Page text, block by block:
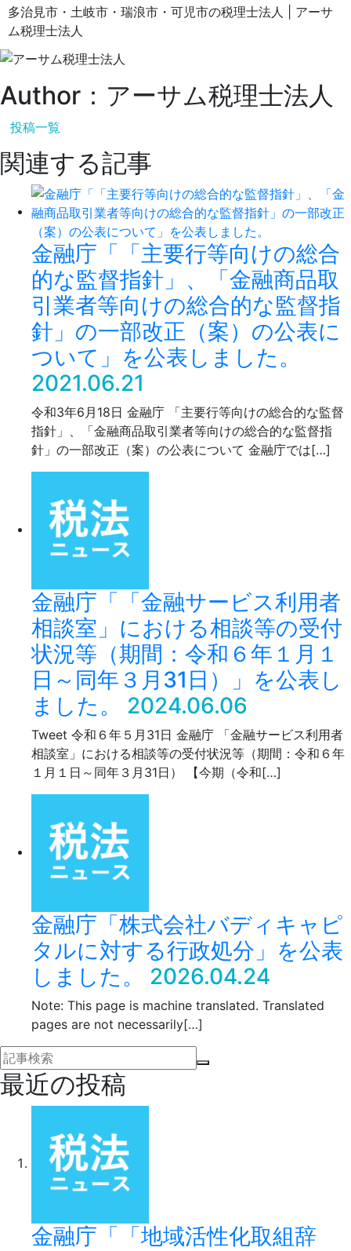
多治見市・土岐市・瑞浪市・可児市の税理士法人 | アーサ
ム税理士法人
Author：アーサム税理士法人
投稿一覧
関連する記事
金融庁「「主要行等向けの総合
的な監督指針」、「金融商品取
引業者等向けの総合的な監督指
針」の一部改正（案）の公表に
ついて」を公表しました。
2021.06.21
令和3年6月18日 金融庁 「主要行等向けの総合的な監督
指針」、「金融商品取引業者等向けの総合的な監督指
針」の一部改正（案）の公表について 金融庁では[…]
金融庁「「金融サービス利用者
相談室」における相談等の受付
状況等（期間：令和６年１月１
日～同年３月31日）」を公表し
ました。
2024.06.06
Tweet 令和６年５月31日 金融庁 「金融サービス利用者
相談室」における相談等の受付状況等（期間：令和６年
１月１日～同年３月31日） 【今期（令和[…]
金融庁「株式会社バディキャピ
タルに対する行政処分」を公表
しました。
2026.04.24
Note: This page is machine translated. Translated
pages are not necessarily[…]
最近の投稿
金融庁「「地域活性化取組辞